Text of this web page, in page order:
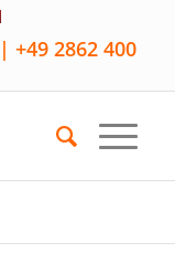
+49 2862 400